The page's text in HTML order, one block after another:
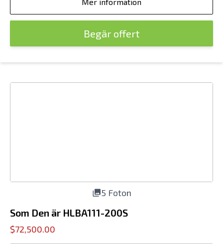
Begär offert
5 Foton
Som Den är HLBA111-200S
$72,500.00